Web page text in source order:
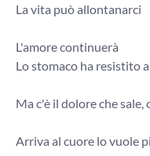
La vita può allontanarci
L'amore continuerà
Lo stomaco ha resistito
Ma c'è il dolore che sale,
Arriva al cuore lo vuole